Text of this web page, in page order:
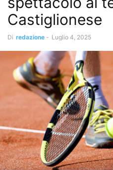
Castiglionese
Di redazione - Luglio 4, 2025